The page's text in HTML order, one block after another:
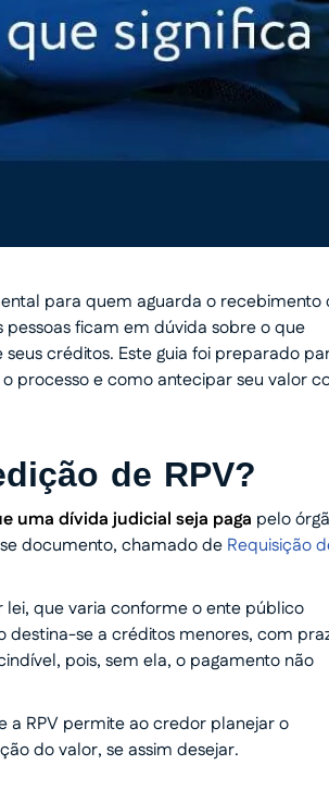
para quem aguarda o recebimento
ficam em dúvida sobre o que
créditos. Este guia foi preparado
processo e como antecipar seu valor
de RPV?
uma dívida judicial seja paga pelo
documento, chamado de Requisição
que varia conforme o ente público
destina-se a créditos menores, com
pois, sem ela, o pagamento não
a RPV permite ao credor planejar o
do valor, se assim desejar.